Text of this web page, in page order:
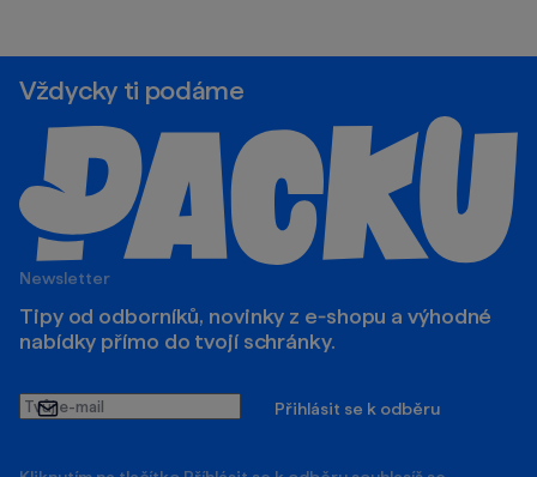
Vždycky ti podáme
Newsletter
Tipy od odborníků, novinky z e‑shopu a výhodné
nabídky přímo do tvojí schránky.
Tvůj
e-
Přihlásit se k odběru